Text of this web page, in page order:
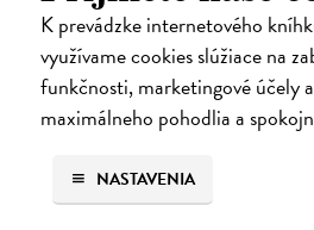
K prevádzke internetového
využívame cookies slúžiace na
funkčnosti, marketingové účely
maximálneho pohodlia a
NASTAVENIA
Tramwaj na Sachsenberg
Sagitarius Petr| Kniha
Tramwaj Cafe je kavárna v polském